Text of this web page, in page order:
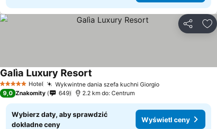
5 KategoriaHotel Wykwintne dania szefa kuchni Giorgio
Galìa Luxury Resort
9,0 Znakomity 649 2.2 km do: Centrum
Wybierz daty, aby sprawdzić
dokładne ceny
Wyświetl ceny